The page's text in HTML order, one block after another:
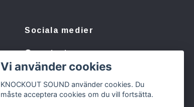
Sociala medier
Facebook
Instagram
Vi använder cookies
KNOCKOUT SOUND använder cookies. Du
måste acceptera cookies om du vill fortsätta.